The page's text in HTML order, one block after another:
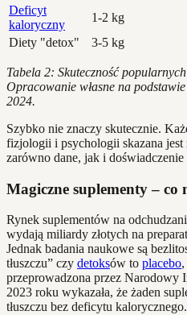
Deficyt
kaloryczny
1-2 kg
Diety "detox"
3-5 kg
Tabela 2: Skuteczność
Opracowanie własne na
2024.
Szybko nie znaczy skutecznie.
fizjologii i psychologii skazana jest
zarówno dane, jak i
Magiczne suplementy – co
Rynek suplementów na
wydają miliardy złotych na
Jednak badania naukowe są
tłuszczu” czy detoksów to placebo
przeprowadzona przez Narodowy
2023 roku wykazała, że żaden
tłuszczu bez deficytu kalorycznego.